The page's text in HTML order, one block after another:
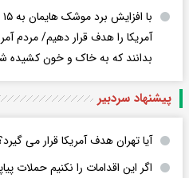
آمریکا را هدف قرار دهیم/ مردم
بدانند که به خاک و خون کشیده
پیشنهاد سردبیر
آیا تهران هدف آمریکا قرار می
اگر این اقدامات را نکنیم حملات